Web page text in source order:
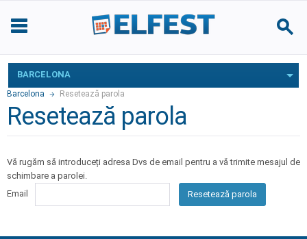
BARCELONA
Barcelona Resetează parola
Resetează parola
Vă rugăm să introduceți adresa Dvs de email pentru a vă trimite mesajul de
schimbare a parolei.
Email
Resetează parola